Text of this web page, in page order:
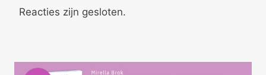
Reacties zijn gesloten.